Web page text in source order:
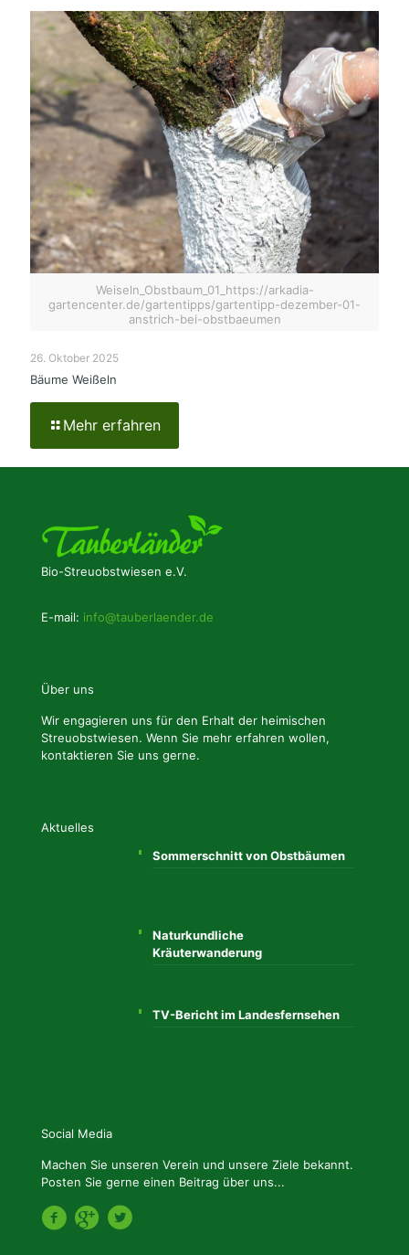
Weiseln_Obstbaum_01_https://arkadia-
gartencenter.de/gartentipps/gartentipp-dezember-01-
anstrich-bei-obstbaeumen
26. Oktober 2025
Bäume Weißeln
Mehr erfahren
Bio-Streuobstwiesen e.V.
E-mail: info@tauberlaender.de
Über uns
Wir engagieren uns für den Erhalt der heimischen
Streuobstwiesen. Wenn Sie mehr erfahren wollen,
kontaktieren Sie uns gerne.
Aktuelles
Sommerschnitt von Obstbäumen
Naturkundliche
Kräuterwanderung
TV-Bericht im Landesfernsehen
Social Media
Machen Sie unseren Verein und unsere Ziele bekannt.
Posten Sie gerne einen Beitrag über uns...